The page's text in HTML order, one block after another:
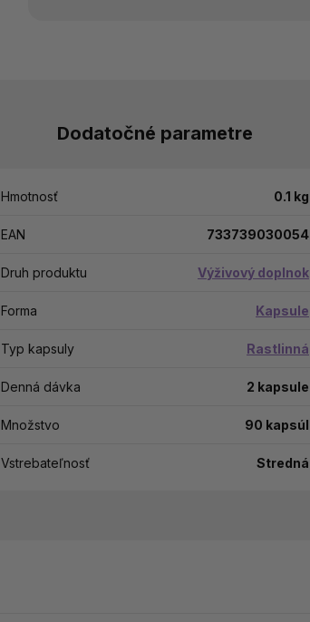
Dodatočné parametre
Hmotnosť 0.1 kg
EAN 733739030054
Druh produktu Výživový doplnok
Forma Kapsule
Typ kapsuly Rastlinná
Denná dávka 2 kapsule
Množstvo 90 kapsúl
Vstrebateľnosť Stredná